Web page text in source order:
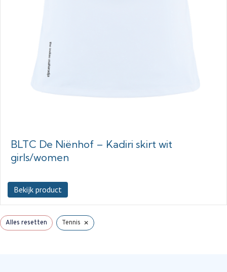
BLTC De Niënhof – Kadiri skirt wit
girls/women
Bekijk product
Alles resetten Tennis ×